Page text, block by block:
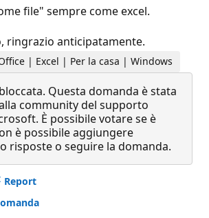
file" sempre come excel.
ringrazio anticipatamente.
| Excel | Per la casa | Windows
Questa domanda è stata
community del supporto
È possibile votare se è
è possibile aggiungere
risposte o seguire la domanda.
Report